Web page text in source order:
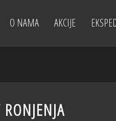
O NAMA AKCIJE